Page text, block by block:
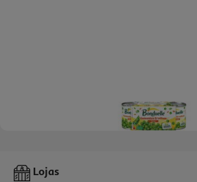
Ervilhas Bonduelle Sem Adição De Açucar
Lojas